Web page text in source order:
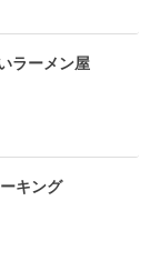
ラーメン屋
キング